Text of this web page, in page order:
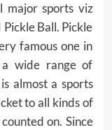
major sports viz
Pickle Ball. Pickle
famous one in
wide range of
almost a sports
to all kinds of
on. Since